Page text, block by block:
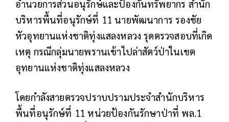
อำนวยการส่วนอนุรักษ์และป้องกันทรัพยากร สำนัก
บริหารพื้นที่อนุรักษ์ที่ 11 นายพัฒนาการ รองชัย
หัวอุทยานแห่งชาติทุ่งแสลงหลวง รุดตรวจสอบที่เกิด
เหตุ กรณีกลุ่มนายพรานเข้าไปล่าสัตว์ป่าในเขต
อุทยานแห่งชาติทุ่งแสลงหลวง
โดยกำลังสายตรวจปราบปรามประจำสำนักบริหาร
พื้นที่อนุรักษ์ที่ 11 หน่วยป้องกันรักษาป่าที่ พล.1